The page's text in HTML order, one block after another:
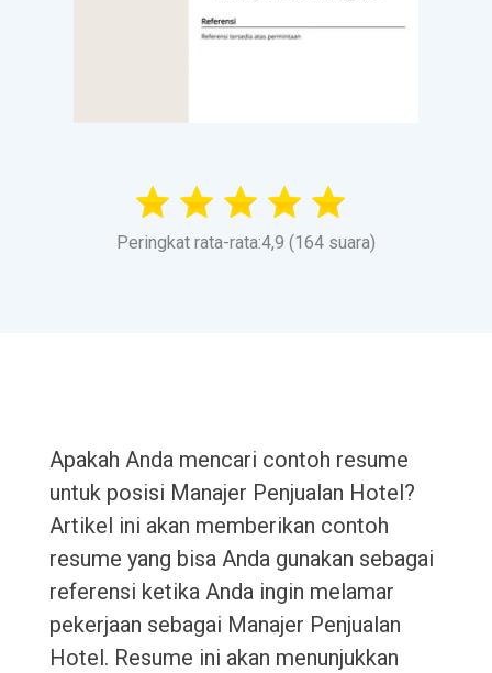
Peringkat rata-rata:4,9 (164 suara)
Apakah Anda mencari contoh resume
untuk posisi Manajer Penjualan Hotel?
Artikel ini akan memberikan contoh
resume yang bisa Anda gunakan sebagai
referensi ketika Anda ingin melamar
pekerjaan sebagai Manajer Penjualan
Hotel. Resume ini akan menunjukkan